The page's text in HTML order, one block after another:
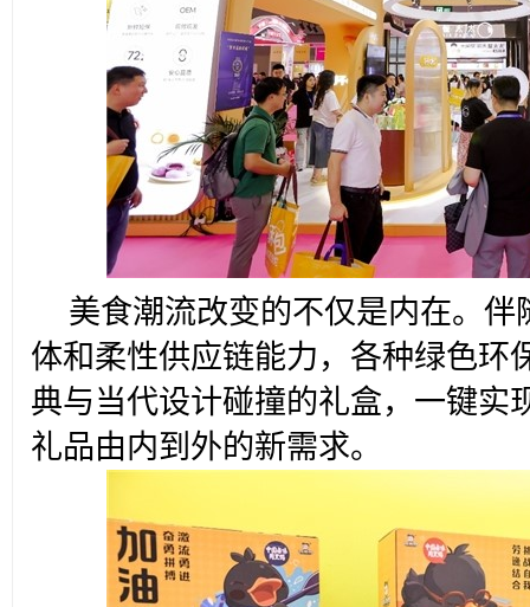
美食潮流改变的不仅是内在。
体和柔性供应链能力，各种绿色环
典与当代设计碰撞的礼盒，一键实
礼品由内到外的新需求。